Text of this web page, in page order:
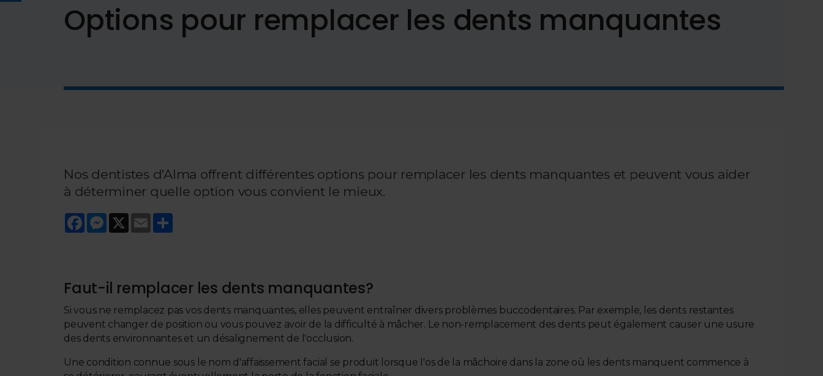
Options pour remplacer les dents manquantes
Nos dentistes d'Alma offrent différentes options pour remplacer les dents manquantes et peuvent vous aider
à déterminer quelle option vous convient le mieux.
FacebookMessenger
X Email
Faut-il remplacer les dents manquantes?
Si vous ne remplacez pas vos dents manquantes, elles peuvent entraîner divers problèmes buccodentaires. Par exemple, les dents restantes
peuvent changer de position ou vous pouvez avoir de la difficulté à mâcher. Le non-remplacement des dents peut également causer une usure
des dents environnantes et un désalignement de l'occlusion.
Une condition connue sous le nom d'affaissement facial se produit lorsque l'os de la mâchoire dans la zone où les dents manquent commence à